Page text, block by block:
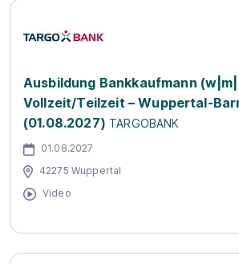
Ausbildung Bankkaufmann
Vollzeit/Teilzeit – Wuppertal-
(01.08.2027) TARGOBANK
01.08.2027
42275 Wuppertal
Video